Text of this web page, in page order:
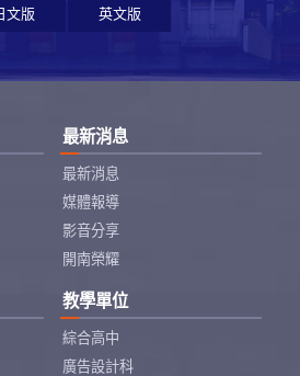
文版 英文版
最新消息
最新消息
媒體報導
影音分享
開南榮耀
教學單位
綜合高中
廣告設計科